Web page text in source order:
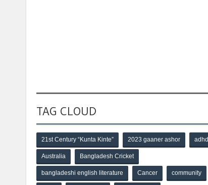
TAG CLOUD
21st Century “Kunta Kinte” 2023 gaaner ashor adhd
Australia Bangladesh Cricket
bangladeshi english literature Cancer community